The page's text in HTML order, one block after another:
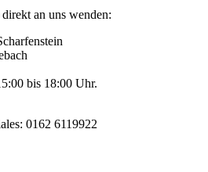
an uns wenden:
bis 18:00 Uhr.
0162 6119922